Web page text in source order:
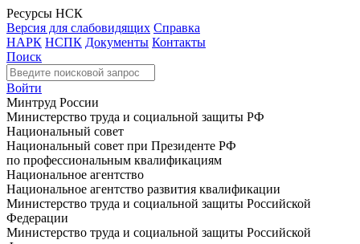
Ресурсы НСК
Версия для слабовидящих Справка
НАРК НСПК Документы Контакты
Поиск
Войти
Минтруд России
Министерство труда и социальной защиты РФ
Национальный совет
Национальный совет при Президенте РФ
по профессиональным квалификациям
Национальное агентство
Национальное агентство развития квалификации
Министерство труда и социальной защиты Российской
Федерации
Министерство труда и социальной защиты Российской